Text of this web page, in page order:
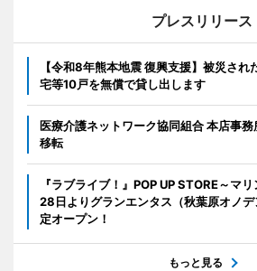
プレスリリース
【令和8年熊本地震 復興支援】被災され
宅等10戸を無償で貸し出します
医療介護ネットワーク協同組合 本店事
移転
『ラブライブ！』POP UP STORE～マ
28日よりグランエンタス（秋葉原オノ
定オープン！
もっと見る